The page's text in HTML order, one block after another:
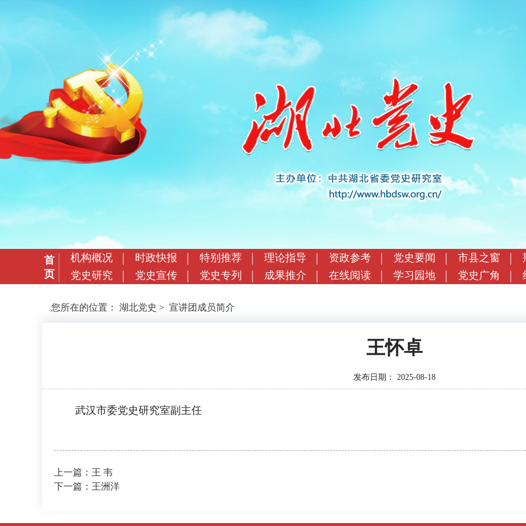
首
页
机构概况 时政快报 特别推荐 理论指导 资政参考 党史要闻 市县之窗
党史研究
党史宣传 党史专列 成果推介 在线阅读 学习园地 党史广角
您所在的位置： 湖北党史 > 宣讲团成员简介
王怀卓
发布日期： 2025-08-18
武汉市委党史研究室副主任
上一篇：王 韦
下一篇：王洲洋